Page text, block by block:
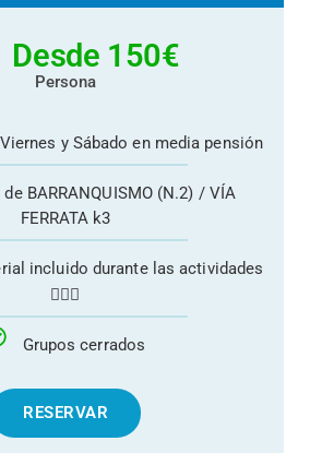
Desde 150€
Persona
y Sábado en media pensión
BARRANQUISMO (N.2) / VÍA
FERRATA k3
incluido durante las actividades
🧗🏽‍♂️
Grupos cerrados
RESERVAR